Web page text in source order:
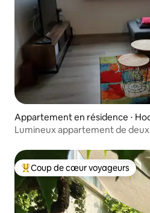
Appartement en résidence ⋅
Lumineux appartement de
Coups de cœur voyageurs les
Coup de cœur voyageurs